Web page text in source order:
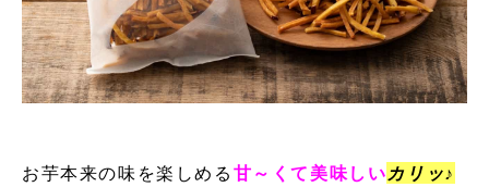
お芋本来の味を楽しめる 甘～くて美味しいカリッ♪